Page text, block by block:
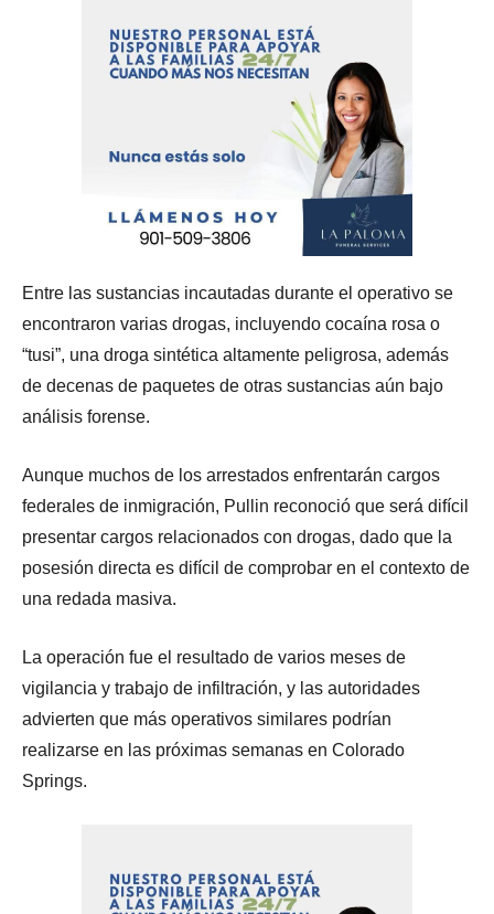
Entre las sustancias incautadas durante el operativo se
encontraron varias drogas, incluyendo cocaína rosa o
“tusi”, una droga sintética altamente peligrosa, además
de decenas de paquetes de otras sustancias aún bajo
análisis forense.
Aunque muchos de los arrestados enfrentarán cargos
federales de inmigración, Pullin reconoció que será difícil
presentar cargos relacionados con drogas, dado que la
posesión directa es difícil de comprobar en el contexto de
una redada masiva.
La operación fue el resultado de varios meses de
vigilancia y trabajo de infiltración, y las autoridades
advierten que más operativos similares podrían
realizarse en las próximas semanas en Colorado
Springs.